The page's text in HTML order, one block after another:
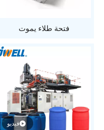
فتحة طلاء يموت
فيديو